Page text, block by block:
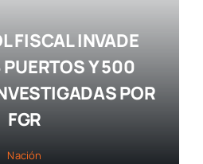
FISCAL INVADE
Y 500
POR
FGR
Nación